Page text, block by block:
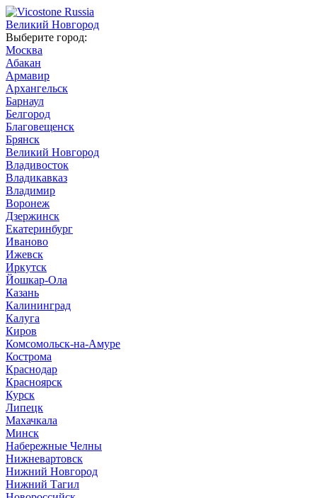
Великий Новгород
Выберите город:
Москва
Абакан
Армавир
Архангельск
Барнаул
Белгород
Благовещенск
Брянск
Великий Новгород
Владивосток
Владикавказ
Владимир
Воронеж
Дзержинск
Екатеринбург
Иваново
Ижевск
Иркутск
Йошкар-Ола
Казань
Калининград
Калуга
Киров
Комсомольск-на-Амуре
Кострома
Краснодар
Красноярск
Курск
Липецк
Махачкала
Минск
Набережные Челны
Нижневартовск
Нижний Новгород
Нижний Тагил